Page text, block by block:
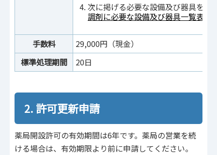
次に掲げる必要な設備及び器具を備
調剤に必要な設備及び器具一覧表（
手数料
29,000円（現金）
標準処理期間
20日
2. 許可更新申請
薬局開設許可の有効期間は6年です。薬局の営業を続
ける場合は、有効期限より前に申請してください。